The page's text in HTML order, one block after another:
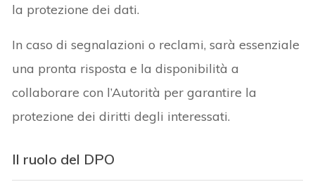
la protezione dei dati.
In caso di segnalazioni o reclami, sarà essenziale
una pronta risposta e la disponibilità a
collaborare con l’Autorità per garantire la
protezione dei diritti degli interessati.
Il ruolo del DPO